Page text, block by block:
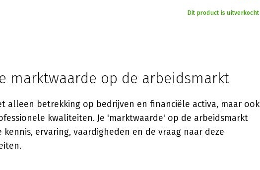
Dit product is uitverkocht
marktwaarde op de arbeidsmarkt
alleen betrekking op bedrijven en financiële activa, maar ook
kwaliteiten. Je 'marktwaarde' op de arbeidsmarkt
ervaring, vaardigheden en de vraag naar deze